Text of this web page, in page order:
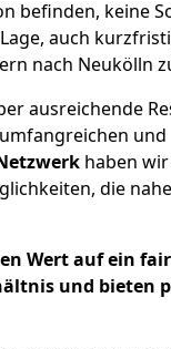
befinden, keine
auch
nach Neukölln
ausreichende
und
haben
die
Wert auf ein
und bieten